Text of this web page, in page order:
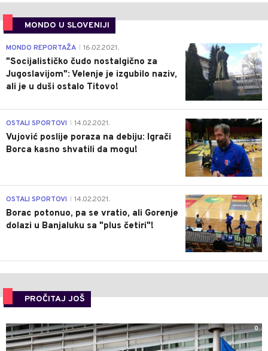
MONDO U SLOVENIJI
4
MONDO REPORTAŽA 16.02.2021.
"Socijalističko čudo nostalgično za
Jugoslavijom": Velenje je izgubilo naziv,
ali je u duši ostalo Titovo!
1
OSTALI SPORTOVI 14.02.2021.
Vujović poslije poraza na debiju: Igrači
Borca kasno shvatili da mogu!
3
OSTALI SPORTOVI 14.02.2021.
Borac potonuo, pa se vratio, ali Gorenje
dolazi u Banjaluku sa "plus četiri"!
PROČITAJ JOŠ
0